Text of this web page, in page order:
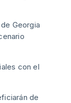
Georgia
con el
de